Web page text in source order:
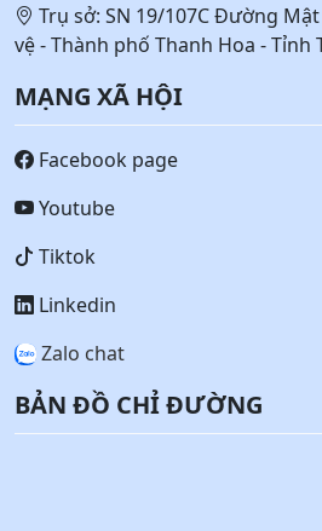
Trụ sở: SN 19/107C Đường
vệ - Thành phố Thanh Hoa - Tỉnh
MẠNG XÃ HỘI
Facebook page
Youtube
Tiktok
Linkedin
Zalo chat
BẢN ĐỒ CHỈ ĐƯỜNG